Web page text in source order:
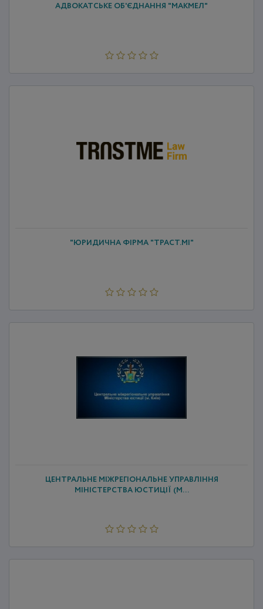
АДВОКАТСЬКЕ ОБ'ЄДНАННЯ "МАКМЕЛ"
"ЮРИДИЧНА ФІРМА "ТРАСТ.МІ"
ЦЕНТРАЛЬНЕ МІЖРЕГІОНАЛЬНЕ УПРАВЛІННЯ
МІНІСТЕРСТВА ЮСТИЦІЇ (М...